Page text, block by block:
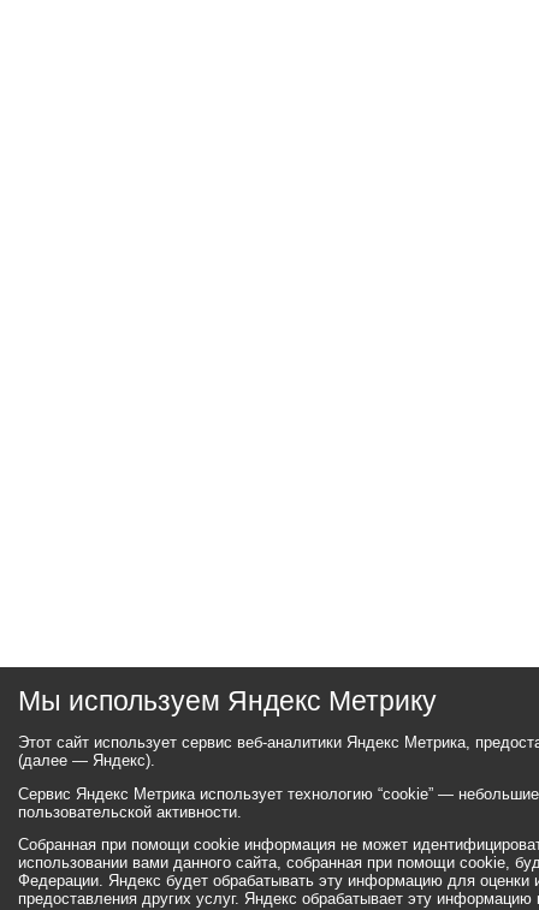
Мы используем Яндекс Метрику
Этот сайт использует сервис веб-аналитики Яндекс Метрика,
(далее — Яндекс).
Сервис Яндекс Метрика использует технологию “cookie” —
пользовательской активности.
Собранная при помощи cookie информация не может
использовании вами данного сайта, собранная при помощи cookie,
Федерации. Яндекс будет обрабатывать эту информацию для оценки
предоставления других услуг. Яндекс обрабатывает эту